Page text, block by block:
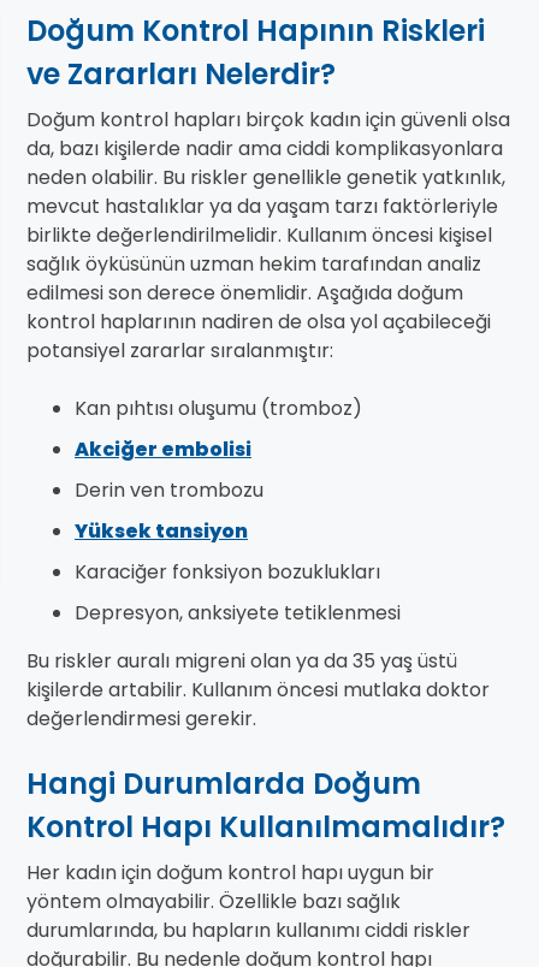
Doğum Kontrol Hapının Riskleri
ve Zararları Nelerdir?
Doğum kontrol hapları birçok kadın için güvenli olsa
da, bazı kişilerde nadir ama ciddi komplikasyonlara
neden olabilir. Bu riskler genellikle genetik yatkınlık,
mevcut hastalıklar ya da yaşam tarzı faktörleriyle
birlikte değerlendirilmelidir. Kullanım öncesi kişisel
sağlık öyküsünün uzman hekim tarafından analiz
edilmesi son derece önemlidir. Aşağıda doğum
kontrol haplarının nadiren de olsa yol açabileceği
potansiyel zararlar sıralanmıştır:
Kan pıhtısı oluşumu (tromboz)
Akciğer embolisi
Derin ven trombozu
Yüksek tansiyon
Karaciğer fonksiyon bozuklukları
Depresyon, anksiyete tetiklenmesi
Bu riskler auralı migreni olan ya da 35 yaş üstü
kişilerde artabilir. Kullanım öncesi mutlaka doktor
değerlendirmesi gerekir.
Hangi Durumlarda Doğum
Kontrol Hapı Kullanılmamalıdır?
Her kadın için doğum kontrol hapı uygun bir
yöntem olmayabilir. Özellikle bazı sağlık
durumlarında, bu hapların kullanımı ciddi riskler
doğurabilir. Bu nedenle doğum kontrol hapı